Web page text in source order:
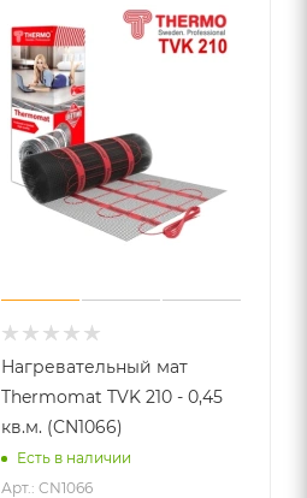
Нагревательный мат
Thermomat TVK 210 - 0,45
кв.м. (CN1066)
Есть в наличии
Арт.: CN1066